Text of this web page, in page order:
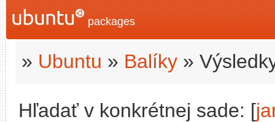
packages
» Ubuntu » Balíky »
Hľadať v konkrétnej sade: [